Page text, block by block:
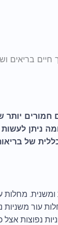
חיים בריאים
חמורים יותר
ניתן לעשות
של
מחלות
עור
נפוצות אצל